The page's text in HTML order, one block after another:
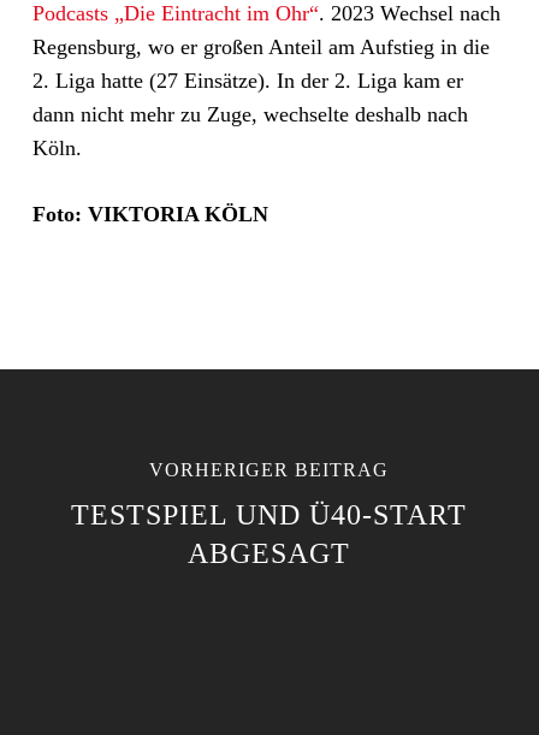
Podcasts „Die Eintracht im Ohr“. 2023 Wechsel nach
Regensburg, wo er großen Anteil am Aufstieg in die
2. Liga hatte (27 Einsätze). In der 2. Liga kam er
dann nicht mehr zu Zuge, wechselte deshalb nach
Köln.
Foto: VIKTORIA KÖLN
VORHERIGER BEITRAG
TESTSPIEL UND Ü40-START
ABGESAGT